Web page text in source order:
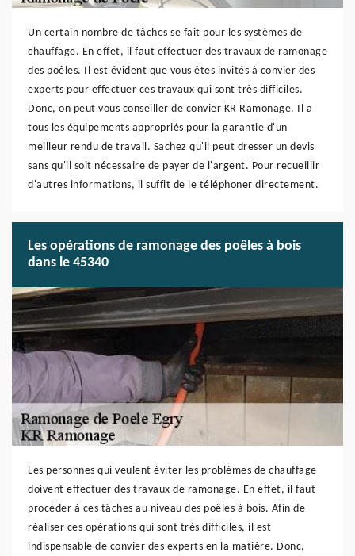
Un certain nombre de tâches se fait pour les systèmes de
chauffage. En effet, il faut effectuer des travaux de ramonage
des poêles. Il est évident que vous êtes invités à convier des
experts pour effectuer ces travaux qui sont très difficiles.
Donc, on peut vous conseiller de convier KR Ramonage. Il a
tous les équipements appropriés pour la garantie d'un
meilleur rendu de travail. Sachez qu'il peut dresser un devis
sans qu'il soit nécessaire de payer de l'argent. Pour recueillir
d'autres informations, il suffit de le téléphoner directement.
Les opérations de ramonage des poêles à bois
dans le 45340
Les personnes qui veulent éviter les problèmes de chauffage
doivent effectuer des travaux de ramonage. En effet, il faut
procéder à ces tâches au niveau des poêles à bois. Afin de
réaliser ces opérations qui sont très difficiles, il est
indispensable de convier des experts en la matière. Donc,